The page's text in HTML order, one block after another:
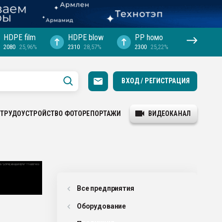
HDPE film
2080 25,96%
HDPE blow
2310 28,57%
PP hомо
2300 25,22%
ВХОД / РЕГИСТРАЦИЯ
ТРУДОУСТРОЙСТВО ФОТОРЕПОРТАЖИ ВИДЕОКАНАЛ
Все предприятия
Оборудованиe